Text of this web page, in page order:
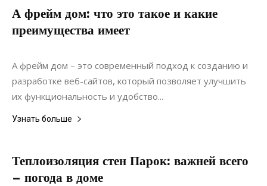
А фрейм дом: что это такое и какие
преимущества имеет
22.04.2024
А фрейм дом – это современный подход к созданию и
разработке веб-сайтов, который позволяет улучшить
их функциональность и удобство...
Узнать больше
Теплоизоляция стен Парок: важней всего
– погода в доме
22.07.2021